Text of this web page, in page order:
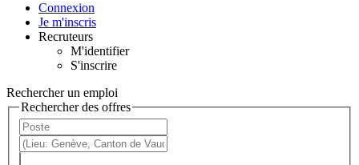
Connexion
Je m'inscris
Recruteurs
M'identifier
S'inscrire
Rechercher un emploi
Rechercher des offres